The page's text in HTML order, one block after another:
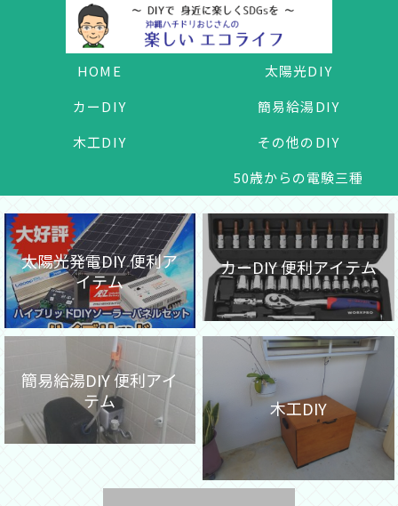
HOME
太陽光DIY
カーDIY
簡易給湯DIY
木工DIY
その他のDIY
50歳からの電験三種
太陽光発電DIY 便利ア
イテム
カーDIY 便利アイテム
簡易給湯DIY 便利アイ
テム
木工DIY